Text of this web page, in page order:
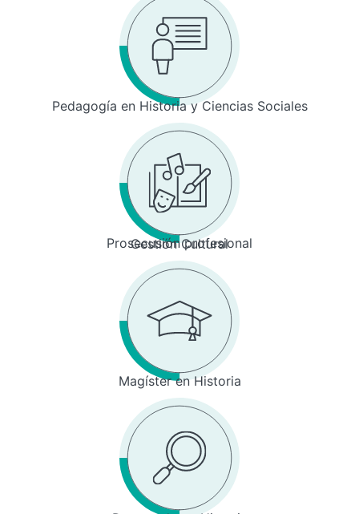
Pedagogía en Historia y Ciencias Sociales
Prosecusión profesional
Gestión Cultural
Magíster en Historia